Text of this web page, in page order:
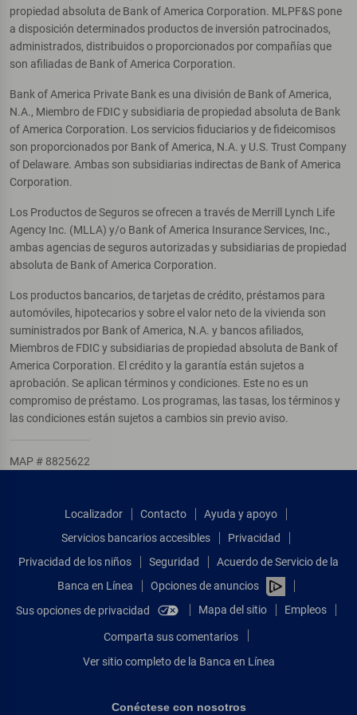
propiedad absoluta de Bank of America Corporation. MLPF&S pone
a disposición determinados productos de inversión patrocinados,
administrados, distribuidos o proporcionados por compañías que
son afiliadas de Bank of America Corporation.
Bank of America Private Bank es una división de Bank of America,
N.A., Miembro de FDIC y subsidiaria de propiedad absoluta de Bank
of America Corporation. Los servicios fiduciarios y de fideicomisos
son proporcionados por Bank of America, N.A. y U.S. Trust Company
of Delaware. Ambas son subsidiarias indirectas de Bank of America
Corporation.
Los Productos de Seguros se ofrecen a través de Merrill Lynch Life
Agency Inc. (MLLA) y/o Bank of America Insurance Services, Inc.,
ambas agencias de seguros autorizadas y subsidiarias de propiedad
absoluta de Bank of America Corporation.
Los productos bancarios, de tarjetas de crédito, préstamos para
automóviles, hipotecarios y sobre el valor neto de la vivienda son
suministrados por Bank of America, N.A. y bancos afiliados,
Miembros de FDIC y subsidiarias de propiedad absoluta de Bank of
America Corporation. El crédito y la garantía están sujetos a
aprobación. Se aplican términos y condiciones. Este no es un
compromiso de préstamo. Los programas, las tasas, los términos y
las condiciones están sujetos a cambios sin previo aviso.
MAP # 8825622
Localizador Contacto
Ayuda y apoyo
Servicios bancarios accesibles
Privacidad
Privacidad de los niños
Seguridad
Acuerdo de Servicio de la
Banca en Línea
Opciones de anuncios
Sus opciones de privacidad
Mapa del sitio Empleos
Comparta sus comentarios
Ver sitio completo de la Banca en Línea
Conéctese con nosotros